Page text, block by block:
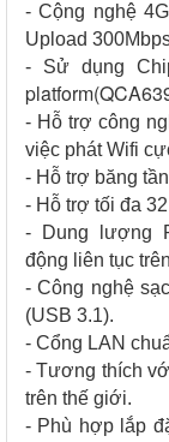
- Cộng nghệ
Upload
- Sử dụng
- Hỗ trợ công
việc phát Wifi
- Hỗ trợ băng
- Hỗ trợ tối đa
- Dung lượng
động liên tục
- Công nghệ
(USB 3.1).
- Cổng LAN
- Tương thích
trên thế giới.
- Phù hợp lắp